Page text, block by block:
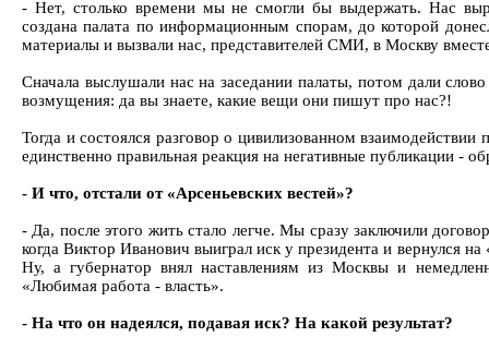
- Нет, столько времени мы не смогли бы выдержать. Нас
создана палата по информационным спорам, до которой
материалы и вызвали нас, представителей СМИ, в Москву
Сначала выслушали нас на заседании палаты, потом дали
возмущения: да вы знаете, какие вещи они пишут про нас?!
Тогда и состоялся разговор о цивилизованном
единственно правильная реакция на негативные публикации -
- И что, отстали от «Арсеньевских вестей»?
- Да, после этого жить стало легче. Мы сразу заключили
когда Виктор Иванович выиграл иск у президента и вернулся
Ну, а губернатор внял наставлениям из Москвы и
«Любимая работа - власть».
- На что он надеялся, подавая иск? На какой результат?